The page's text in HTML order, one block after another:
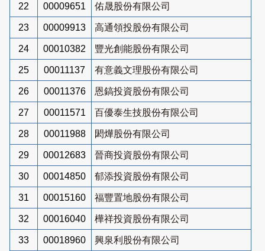
22 00009651 佑晟股份有限公司
23 00009913 高通領投股份有限公司
24 00010382 豐光創能股份有限公司
25 00011137 有意義文理股份有限公司
26 00011376 恩鎬投資股份有限公司
27 00011571 百優泰生技股份有限公司
28 00011988 閎燁股份有限公司
29 00012683 晉商投資股份有限公司
30 00014850 郁添投資股份有限公司
31 00015160 福豐置地股份有限公司
32 00016040 樺祥投資股份有限公司
33 00018960 興泉利股份有限公司